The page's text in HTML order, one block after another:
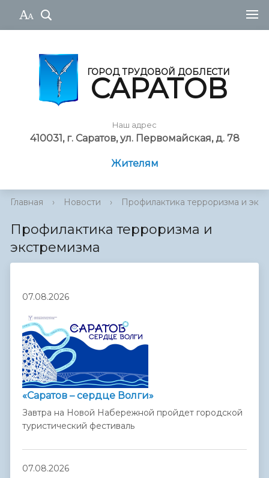
ГОРОД ТРУДОВОЙ ДОБЛЕСТИ
САРАТОВ
Наш адрес
410031, г. Саратов, ул. Первомайская, д. 78
Жителям
Главная › Новости › Профилактика терроризма и
Профилактика терроризма и
экстремизма
07.08.2026
«Саратов – сердце Волги»
Завтра на Новой Набережной пройдет городской
туристический фестиваль
07.08.2026